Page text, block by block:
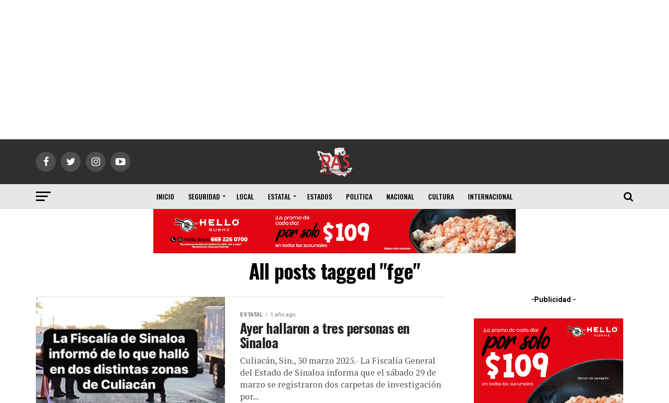
INICIO SEGURIDAD LOCAL ESTATAL ESTADOS POLITICA NACIONAL CULTURA INTERNACIONAL
All posts tagged "fge"
ESTATAL 1 año ago
Ayer hallaron a tres personas en
Sinaloa
Culiacán, Sin., 30 marzo 2025.- La Fiscalía General
del Estado de Sinaloa informa que el sábado 29 de
marzo se registraron dos carpetas de investigación
por...
-Publicidad -